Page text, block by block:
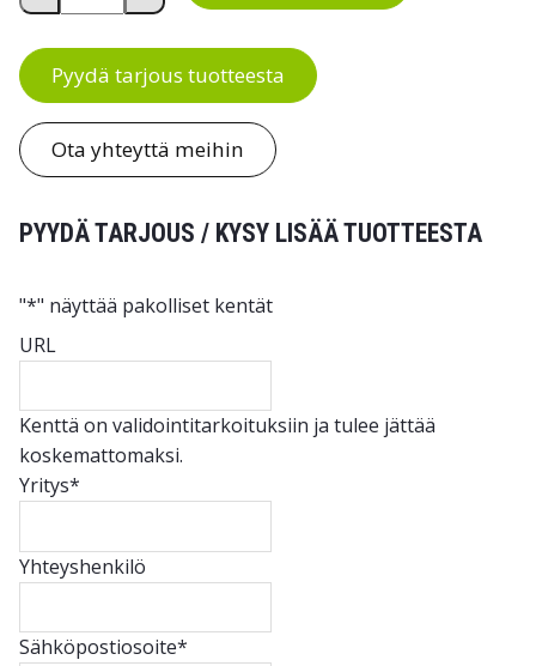
Pyydä tarjous tuotteesta
Ota yhteyttä meihin
PYYDÄ TARJOUS / KYSY LISÄÄ TUOTTEESTA
"*" näyttää pakolliset kentät
URL
Kenttä on validointitarkoituksiin ja tulee jättää
koskemattomaksi.
Yritys*
Yhteyshenkilö
Sähköpostiosoite*